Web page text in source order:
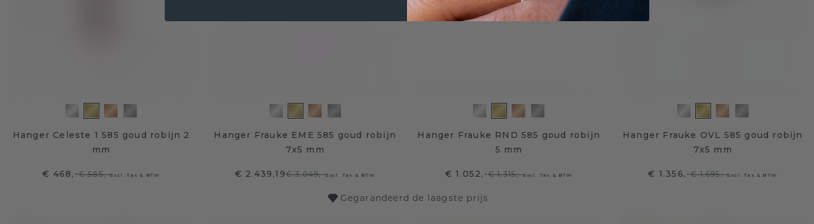
Hanger Celeste 1 585 goud robijn 2
mm
€ 468,-€ 585,-Excl. Tax & BTW
Hanger Frauke EME 585 goud robijn
7x5 mm
€ 2.439,19€ 3.049,-Excl. Tax & BTW
Hanger Frauke RND 585 goud robijn
5 mm
€ 1.052,-€ 1.315,-Excl. Tax & BTW
Hanger Frauke OVL 585 goud robijn
7x5 mm
€ 1.356,-€ 1.695,-Excl. Tax & BTW
Gegarandeerd de laagste prijs